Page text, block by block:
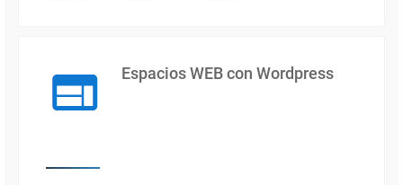
Espacios WEB con Wordpress